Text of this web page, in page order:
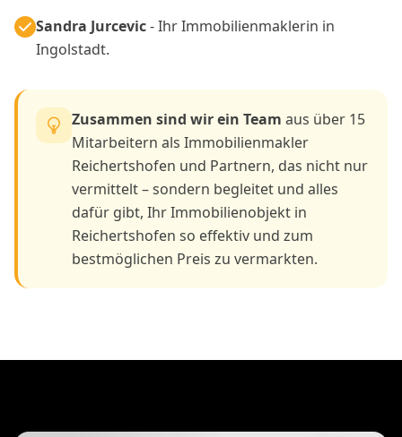
Sandra Jurcevic- Ihr Immobilienmaklerin in
Ingolstadt.
Zusammen sind wir ein Team aus über 15
Mitarbeitern als Immobilienmakler
Reichertshofen und Partnern, das nicht nur
vermittelt – sondern begleitet und alles
dafür gibt, Ihr Immobilienobjekt in
Reichertshofen so effektiv und zum
bestmöglichen Preis zu vermarkten.